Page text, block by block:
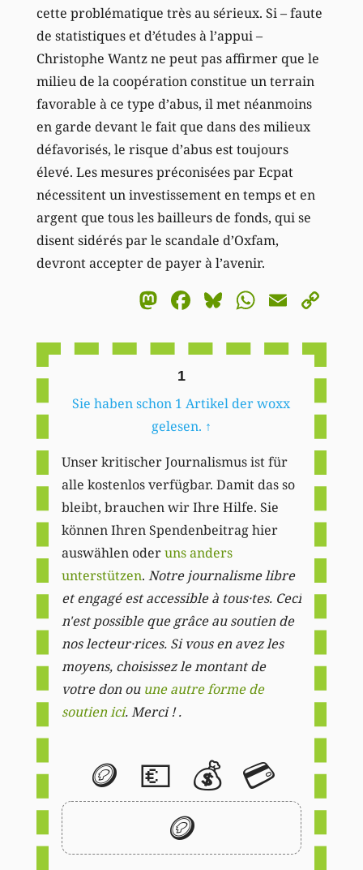
cette problématique très au sérieux. Si – faute
de statistiques et d’études à l’appui –
Christophe Wantz ne peut pas affirmer que le
milieu de la coopération constitue un terrain
favorable à ce type d’abus, il met néanmoins
en garde devant le fait que dans des milieux
défavorisés, le risque d’abus est toujours
élevé. Les mesures préconisées par Ecpat
nécessitent un investissement en temps et en
argent que tous les bailleurs de fonds, qui se
disent sidérés par le scandale d’Oxfam,
devront accepter de payer à l’avenir.
Mastodon
Facebook
BlueskyEmail
1
Sie haben schon 1 Artikel der woxx
gelesen. ↑
Unser kritischer Journalismus ist für
alle kostenlos verfügbar. Damit das so
bleibt, brauchen wir Ihre Hilfe. Sie
können Ihren Spendenbeitrag hier
auswählen oderuns anders
unterstützen. Notre journalisme libre
et engagé est accessible à tous·tes. Ceci
n'est possible que grâce au soutien de
nos lecteur·rices. Si vous en avez les
moyens, choisissez le montant de
votre don ou une autre forme de
soutien ici. Merci ! .
🪙 💶 💰 💳
🪙